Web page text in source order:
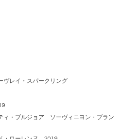
レイ・スパークリング
ィ・ブルジョア ソーヴィニヨン・ブラン